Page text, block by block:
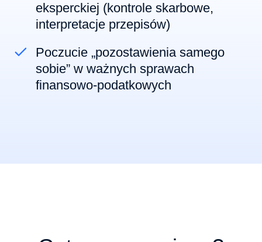
eksperckiej (kontrole skarbowe,
interpretacje przepisów)
Poczucie „pozostawienia samego
sobie” w ważnych sprawach
finansowo-podatkowych